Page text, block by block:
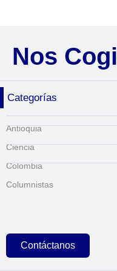
Nos
Categorías
Antioquia
Ciencia
Colombia
Columnistas
Contáctanos